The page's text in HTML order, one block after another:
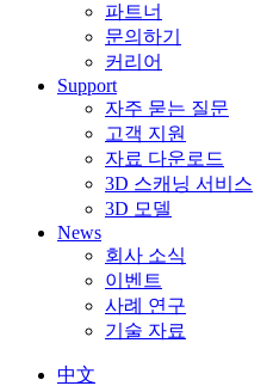
파트너
문의하기
커리어
Support
자주 묻는 질문
고객 지원
자료 다운로드
3D 스캐닝 서비스
3D 모델
News
회사 소식
이벤트
사례 연구
기술 자료
中文